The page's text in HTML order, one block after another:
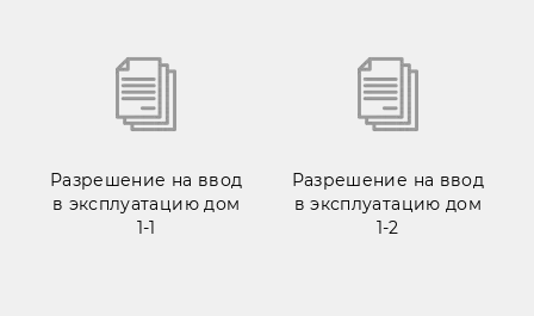
Разрешение на ввод
в эксплуатацию дом
1-1
Разрешение на ввод
в эксплуатацию дом
1-2